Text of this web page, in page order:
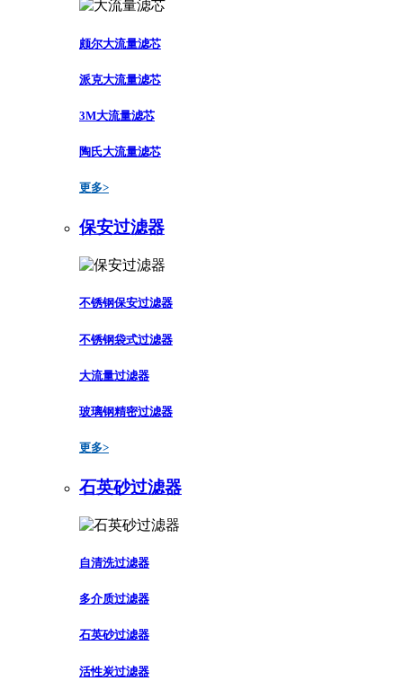
颇尔大流量滤芯
派克大流量滤芯
3M大流量滤芯
陶氏大流量滤芯
更多>
保安过滤器
不锈钢保安过滤器
不锈钢袋式过滤器
大流量过滤器
玻璃钢精密过滤器
更多>
石英砂过滤器
自清洗过滤器
多介质过滤器
石英砂过滤器
活性炭过滤器